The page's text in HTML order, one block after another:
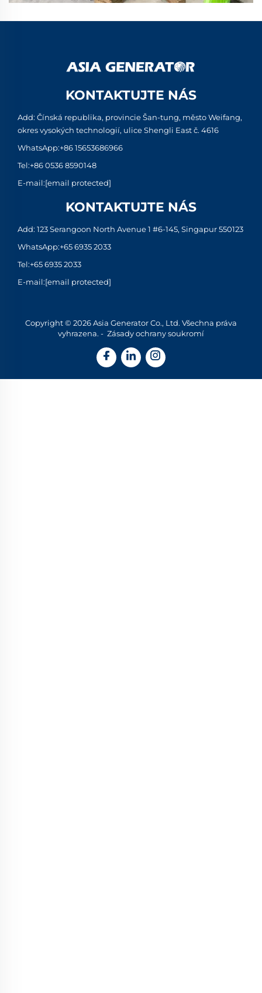
KONTAKTUJTE NÁS
Add: Čínská republika, provincie Šan-tung, město Weifang,
okres vysokých technologií, ulice Shengli East č. 4616
WhatsApp:+86 15653686966
Tel:+86 0536 8590148
E-mail:[email protected]
KONTAKTUJTE NÁS
Add: 123 Serangoon North Avenue 1 #6-145, Singapur 550123
WhatsApp:+65 6935 2033
Tel:+65 6935 2033
E-mail:[email protected]
Copyright © 2026 Asia Generator Co., Ltd. Všechna práva
vyhrazena. - Zásady ochrany soukromí